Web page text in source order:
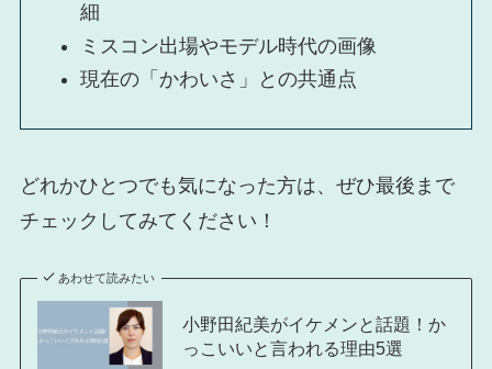
細
ミスコン出場やモデル時代の画像
現在の「かわいさ」との共通点
どれかひとつでも気になった方は、ぜひ最後まで
チェックしてみてください！
あわせて読みたい
小野田紀美がイケメンと話題！か
っこいいと言われる理由5選